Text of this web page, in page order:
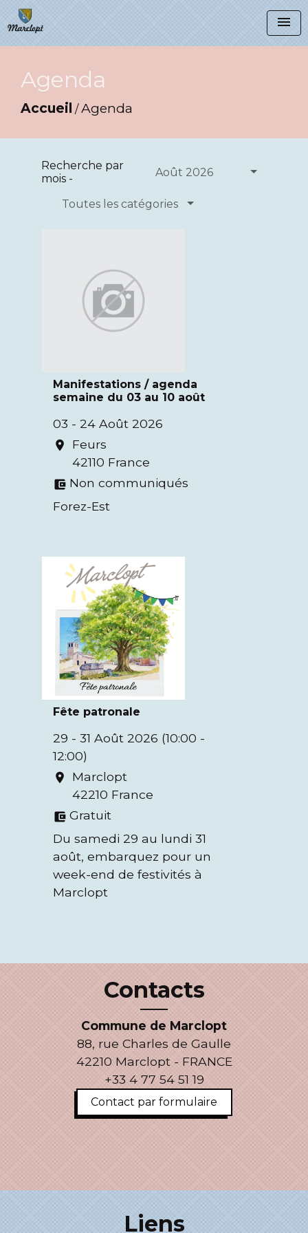
menu
Agenda
Accueil /Agenda
Recherche par
mois -
Août 2026
Toutes les catégories
Manifestations / agenda
semaine du 03 au 10 août
03 - 24 Août 2026
location_on
Feurs
42110 France
account_balance_wallet Non communiqués
Forez-Est
Fête patronale
29 - 31 Août 2026 (10:00 -
12:00)
location_on
Marclopt
42210 France
account_balance_wallet Gratuit
Du samedi 29 au lundi 31
août, embarquez pour un
week-end de festivités à
Marclopt
Contacts
Commune de Marclopt
88, rue Charles de Gaulle
42210 Marclopt - FRANCE
+33 4 77 54 51 19
Contact par formulaire
Liens